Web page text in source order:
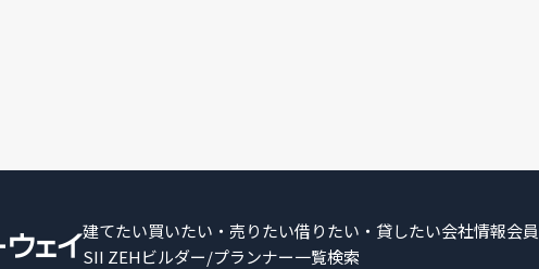
建てたい買いたい・売りたい借りたい・貸したい会社情報会
SII ZEHビルダー/プランナー一覧検索